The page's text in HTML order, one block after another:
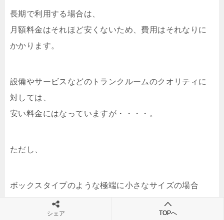
長期で利用する場合は、
月額料金はそれほど安くないため、費用はそれなりに
かかります。
設備やサービスなどのトランクルームのクオリティに
対しては、
安い料金にはなっていますが・・・・。
ただし、
ボックスタイプのような極端に小さなサイズの場合
キュラーズでも安く借りることができます！！！
シェア TOPへ